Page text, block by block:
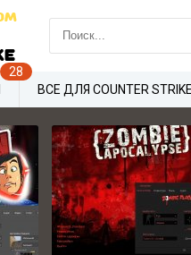
ВСЕ ДЛЯ COUNTER STRIKE